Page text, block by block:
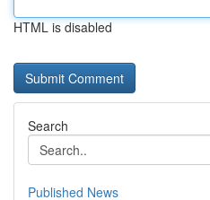
HTML is disabled
Search
Published News